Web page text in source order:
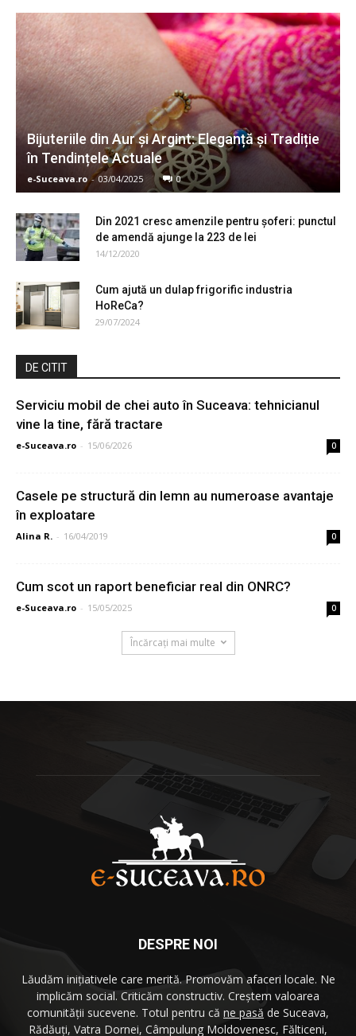
Bijuteriile din Aur și Argint: Eleganță și Tradiție
în Tendințele Actuale
e-Suceava.ro - 03/04/2025 0
Din 2021 cresc amenzile pentru șoferi: punctul
de amendă ajunge la 223 de lei
14/12/2020
Cum ajută un dulap frigorific industria
HoReCa?
29/07/2024
DE CITIT
Serviciu mobil de chei auto în Suceava: tehnicianul
vine la tine, fără tractare
e-Suceava.ro - 15/06/2026 0
Casele pe structură din lemn au numeroase avantaje
în exploatare
Alina R. - 16/04/2019 0
Cum scot un raport beneficiar real din ONRC?
e-Suceava.ro - 15/05/2025 0
Încărcați mai multe
DESPRE NOI
Lăudăm iniţiativele care merită. Promovăm afaceri locale. Ne
implicăm social. Criticăm constructiv. Creştem valoarea
comunităţii sucevene. Totul pentru că ne pasă de Suceava,
Rădăuţi, Vatra Dornei, Câmpulung Moldovenesc, Fălticeni,